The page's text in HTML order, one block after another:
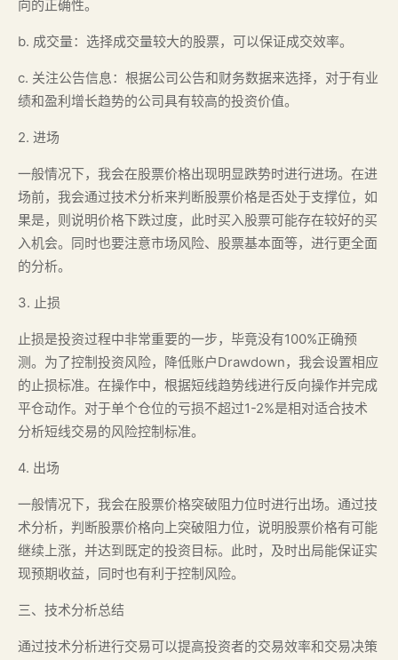
向的正确性。
b. 成交量：选择成交量较大的股票，可以保证成交效率。
c. 关注公告信息：根据公司公告和财务数据来选择，对于有业
绩和盈利增长趋势的公司具有较高的投资价值。
2. 进场
一般情况下，我会在股票价格出现明显跌势时进行进场。在进
场前，我会通过技术分析来判断股票价格是否处于支撑位，如
果是，则说明价格下跌过度，此时买入股票可能存在较好的买
入机会。同时也要注意市场风险、股票基本面等，进行更全面
的分析。
3. 止损
止损是投资过程中非常重要的一步，毕竟没有100%正确预
测。为了控制投资风险，降低账户Drawdown，我会设置相应
的止损标准。在操作中，根据短线趋势线进行反向操作并完成
平仓动作。对于单个仓位的亏损不超过1-2%是相对适合技术
分析短线交易的风险控制标准。
4. 出场
一般情况下，我会在股票价格突破阻力位时进行出场。通过技
术分析，判断股票价格向上突破阻力位，说明股票价格有可能
继续上涨，并达到既定的投资目标。此时，及时出局能保证实
现预期收益，同时也有利于控制风险。
三、技术分析总结
通过技术分析进行交易可以提高投资者的交易效率和交易决策